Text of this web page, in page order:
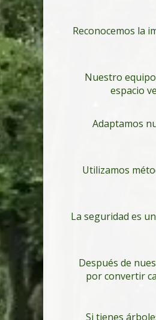
Reconocemos la
Nuestro
espacio
Adaptamos
Utilizamos
La seguridad es
Después de
por convertir
Si tienes